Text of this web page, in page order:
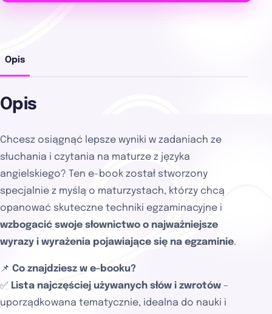
Opis
Opis
Chcesz osiągnąć lepsze wyniki w zadaniach ze
słuchania i czytania na maturze z języka
angielskiego? Ten e-book został stworzony
specjalnie z myślą o maturzystach, którzy chcą
opanować skuteczne techniki egzaminacyjne i
wzbogacić swoje słownictwo o najważniejsze
wyrazy i wyrażenia pojawiające się na egzaminie.
📌 Co znajdziesz w e-booku?
✅ Lista najczęściej używanych słów i zwrotów –
uporządkowana tematycznie, idealna do nauki i